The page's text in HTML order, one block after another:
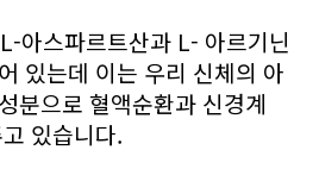
아스파르트산과 L- 아르기닌
있는데 이는 우리 신체의 아
분으로 혈액순환과 신경계
있습니다.